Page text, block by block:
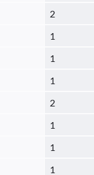
2
1
1
1
2
1
1
1